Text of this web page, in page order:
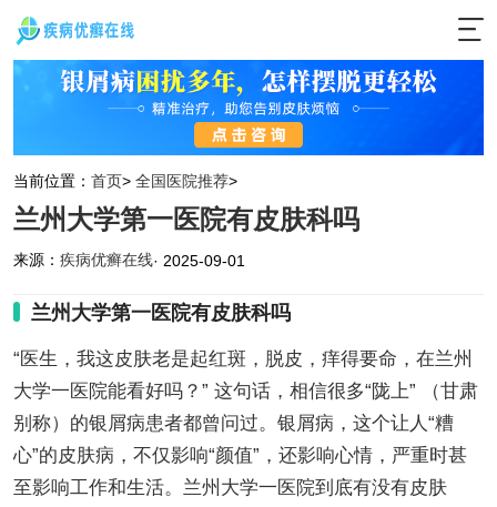
当前位置： 首页> 全国医院推荐>
兰州大学第一医院有皮肤科吗
来源： 疾病优癣在线· 2025-09-01
兰州大学第一医院有皮肤科吗
“医生，我这皮肤老是起红斑，脱皮，痒得要命，在兰州
大学一医院能看好吗？” 这句话，相信很多“陇上” （甘肃
别称）的银屑病患者都曾问过。银屑病，这个让人“糟
心”的皮肤病，不仅影响“颜值”，还影响心情，严重时甚
至影响工作和生活。兰州大学一医院到底有没有皮肤